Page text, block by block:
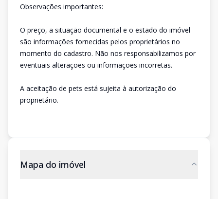
Observações importantes:
O preço, a situação documental e o estado do imóvel
são informações fornecidas pelos proprietários no
momento do cadastro. Não nos responsabilizamos por
eventuais alterações ou informações incorretas.
A aceitação de pets está sujeita à autorização do
proprietário.
Mapa do imóvel